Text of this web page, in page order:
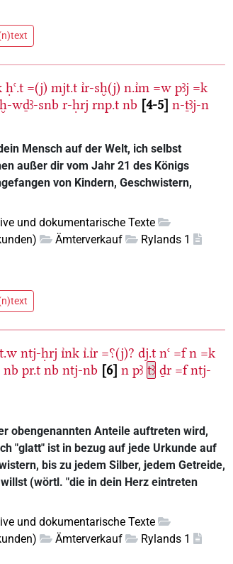
ḥꜥ.t =(j) mjt.t ı͗r-sḫ(j) n.ı͗m =w pꜣj =k
wḏꜣ-snb r-ḥrj rnp.t nb 4-5 n-ṯꜣj-n
Mensch auf der Welt, ich selbst
außer dir vom Jahr 21 des Königs
von Kindern, Geschwistern,
und dokumentarische Texte
Ämterverkauf
Rylands 1
ntj-ḥrj ı͗nk ı͗.ı͗r =⸮(j)? dj.t nꜥ =f n =k
nb pr.t nb ntj-nb 6 n pꜣ tꜣ ḏr =f ntj-
obengenannten Anteile auftreten wird,
"glatt" ist in bezug auf jede Urkunde auf
bis zu jedem Silber, jedem Getreide,
(wörtl. "die in dein Herz eintreten
und dokumentarische Texte
Ämterverkauf
Rylands 1